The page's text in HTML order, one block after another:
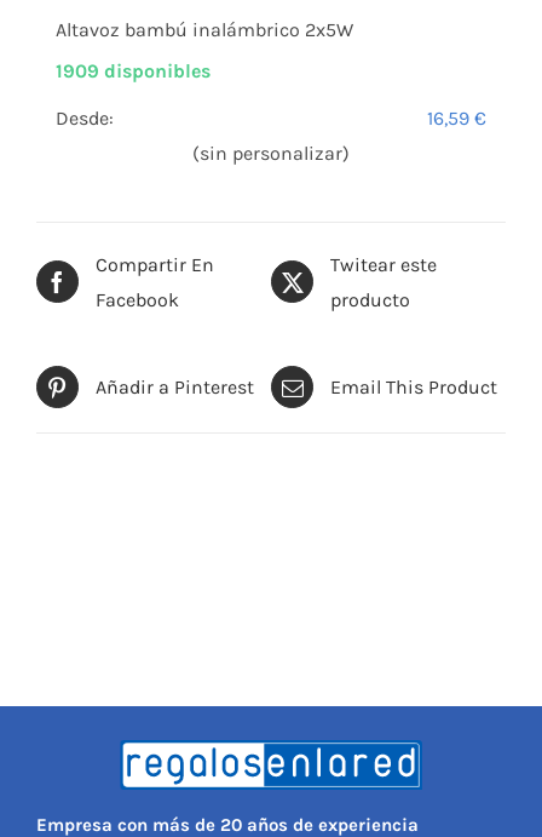
Compartir En
Facebook
Twitear este
producto
Añadir a Pinterest Email This Product
Altavoz bambú inalámbrico 2x5W
1909 disponibles
Desde: 16,59€
(sin personalizar)
Empresa con más de 20 años de experiencia